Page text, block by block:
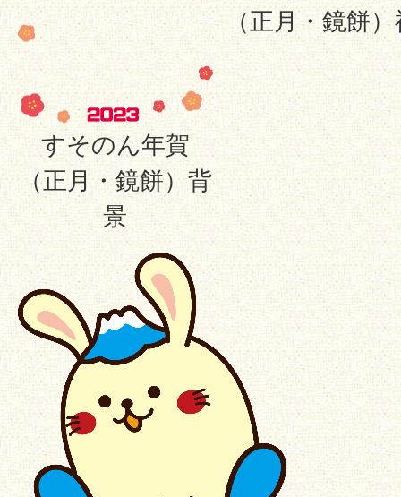
すそのん年賀
（正月・鏡餅）背
景
（正月・鏡餅